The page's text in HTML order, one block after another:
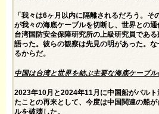
「我々は6ヶ月以内に隔離されるだろう。そ
が我々の海底ケーブルを切断し、世界との通
台湾国防安全保障研究所の上級研究員であ
語った。彼らの観察は先見の明があった。な
るからだ。
中国は台湾と世界を結ぶ主要な海底ケーブル
2023年10月と2024年11月に中国船がバルト
たことの再来として、今度は中国関連の船
ルを破壊した。